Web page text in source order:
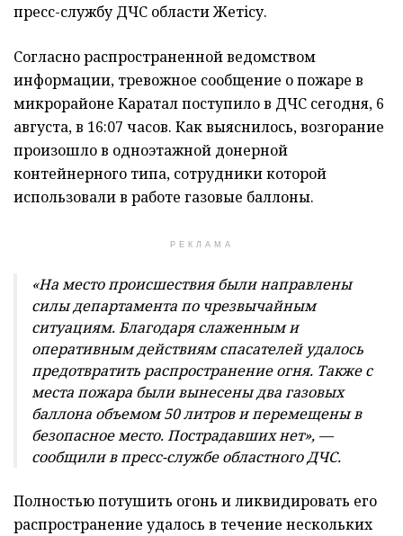
пресс-службу ДЧС области Жетiсу.
Согласно распространенной ведомством
информации, тревожное сообщение о пожаре в
микрорайоне Каратал поступило в ДЧС сегодня, 6
августа, в 16:07 часов. Как выяснилось, возгорание
произошло в одноэтажной донерной
контейнерного типа, сотрудники которой
использовали в работе газовые баллоны.
РЕКЛАМА
«На место происшествия были направлены
силы департамента по чрезвычайным
ситуациям. Благодаря слаженным и
оперативным действиям спасателей удалось
предотвратить распространение огня. Также с
места пожара были вынесены два газовых
баллона объемом 50 литров и перемещены в
безопасное место. Пострадавших нет», —
сообщили в пресс-службе областного ДЧС.
Полностью потушить огонь и ликвидировать его
распространение удалось в течение нескольких